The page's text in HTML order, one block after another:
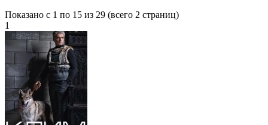
Показано с 1 по 15 из 29 (всего 2 страниц)
1